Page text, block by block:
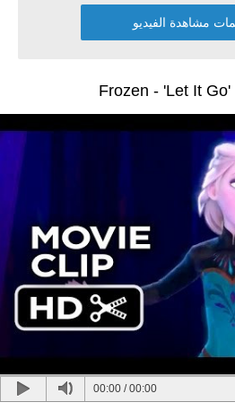
مشاهدة الفيديو
Frozen - 'Let It
00:00 /00:00